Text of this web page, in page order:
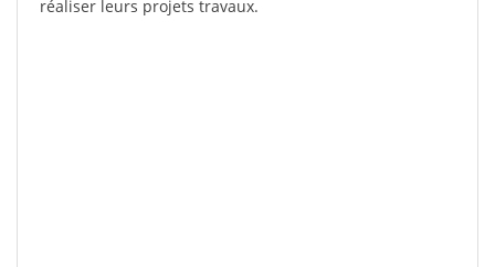
réaliser leurs projets travaux.